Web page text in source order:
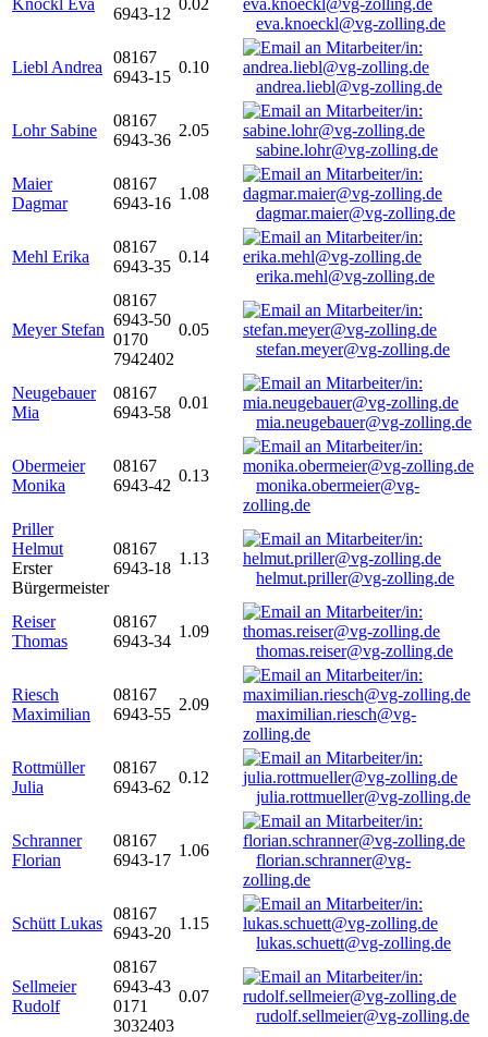
Knöckl Eva
6943-12
0.02
eva.knoeckl@vg-zolling.de
Liebl Andrea
08167
6943-15
0.10
andrea.liebl@vg-zolling.de
Lohr Sabine
08167
6943-36
2.05
sabine.lohr@vg-zolling.de
Maier
Dagmar
08167
6943-16
1.08
dagmar.maier@vg-zolling.de
Mehl Erika
08167
6943-35
0.14
erika.mehl@vg-zolling.de
Meyer Stefan
08167
6943-50
0170
7942402
0.05
stefan.meyer@vg-zolling.de
Neugebauer
Mia
08167
6943-58
0.01
mia.neugebauer@vg-zolling.de
Obermeier
Monika
08167
6943-42
0.13
monika.obermeier@vg-
zolling.de
Priller
Helmut
Erster
Bürgermeister
08167
6943-18
1.13
helmut.priller@vg-zolling.de
Reiser
Thomas
08167
6943-34
1.09
thomas.reiser@vg-zolling.de
Riesch
Maximilian
08167
6943-55
2.09
maximilian.riesch@vg-
zolling.de
Rottmüller
Julia
08167
6943-62
0.12
julia.rottmueller@vg-zolling.de
Schranner
Florian
08167
6943-17
1.06
florian.schranner@vg-
zolling.de
Schütt Lukas
08167
6943-20
1.15
lukas.schuett@vg-zolling.de
Sellmeier
Rudolf
08167
6943-43
0171
3032403
0.07
rudolf.sellmeier@vg-zolling.de